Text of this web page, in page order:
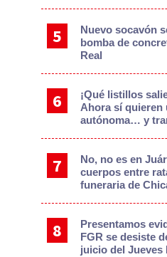
Nuevo socavón
bomba de
Real
¡Qué listillos
Ahora sí quieren
autónoma… y
No, no es en
cuerpos entre
funeraria de
Presentamos
FGR se desiste
juicio del Jueves